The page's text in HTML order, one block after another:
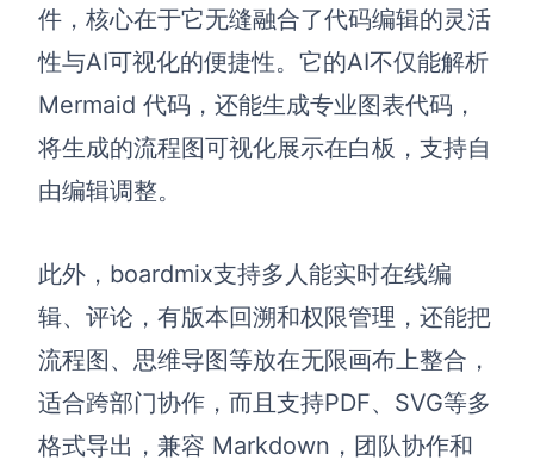
件，核心在于它无缝融合了代码编辑的灵活
性与AI可视化的便捷性。它的AI不仅能解析
Mermaid 代码，还能生成专业图表代码，
将生成的流程图可视化展示在白板，支持自
由编辑调整。
此外，boardmix支持多人能实时在线编
辑、评论，有版本回溯和权限管理，还能把
流程图、思维导图等放在无限画布上整合，
适合跨部门协作，而且支持PDF、SVG等多
格式导出，兼容 Markdown，团队协作和